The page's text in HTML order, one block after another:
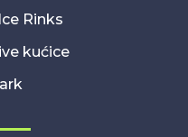
Rinks
kućice